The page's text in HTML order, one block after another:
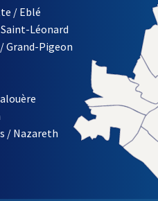
LETTRE D'INFORMATION DE
/ Eblé
Léonard
Grand-Pigeon
/ Nazareth